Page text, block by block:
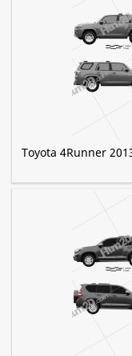
Toyota 4Runner